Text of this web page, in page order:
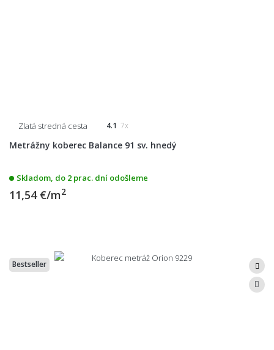
Zlatá stredná cesta 4.1 7x
Metrážny koberec Balance 91 sv. hnedý
Skladom, do 2 prac. dní odošleme
11,54 €/m2
Bestseller